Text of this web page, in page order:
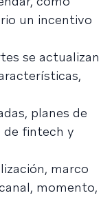
un incentivo
se actualizan
planes de
de fintech y
marco
momento,